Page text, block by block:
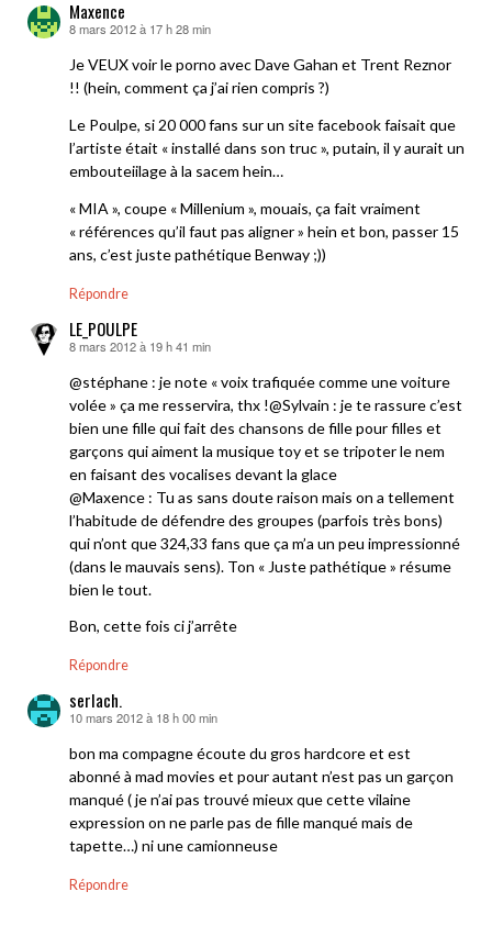
Maxence
dit :
8 mars 2012 à 17 h 28 min
Je VEUX voir le porno avec Dave Gahan et Trent Reznor
!! (hein, comment ça j’ai rien compris ?)
Le Poulpe, si 20 000 fans sur un site facebook faisait que
l’artiste était « installé dans son truc », putain, il y aurait un
embouteiilage à la sacem hein…
« MIA », coupe « Millenium », mouais, ça fait vraiment
« références qu’il faut pas aligner » hein et bon, passer 15
ans, c’est juste pathétique Benway ;))
Répondre
LE_POULPE
dit :
8 mars 2012 à 19 h 41 min
@stéphane : je note « voix trafiquée comme une voiture
volée » ça me resservira, thx !@Sylvain : je te rassure c’est
bien une fille qui fait des chansons de fille pour filles et
garçons qui aiment la musique toy et se tripoter le nem
en faisant des vocalises devant la glace
@Maxence : Tu as sans doute raison mais on a tellement
l’habitude de défendre des groupes (parfois très bons)
qui n’ont que 324,33 fans que ça m’a un peu impressionné
(dans le mauvais sens). Ton « Juste pathétique » résume
bien le tout.
Bon, cette fois ci j’arrête
Répondre
serlach.
dit :
10 mars 2012 à 18 h 00 min
bon ma compagne écoute du gros hardcore et est
abonné à mad movies et pour autant n’est pas un garçon
manqué ( je n’ai pas trouvé mieux que cette vilaine
expression on ne parle pas de fille manqué mais de
tapette…) ni une camionneuse
Répondre